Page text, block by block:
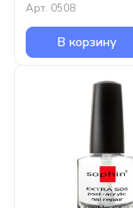
Арт. 0508
В корзину